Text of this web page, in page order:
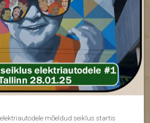
mõeldud seiklus startis